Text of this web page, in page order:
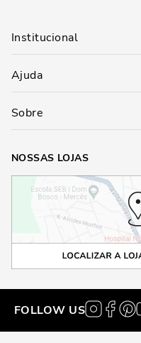
Institucional
Ajuda
Sobre
NOSSAS LOJAS
FOLLOW US